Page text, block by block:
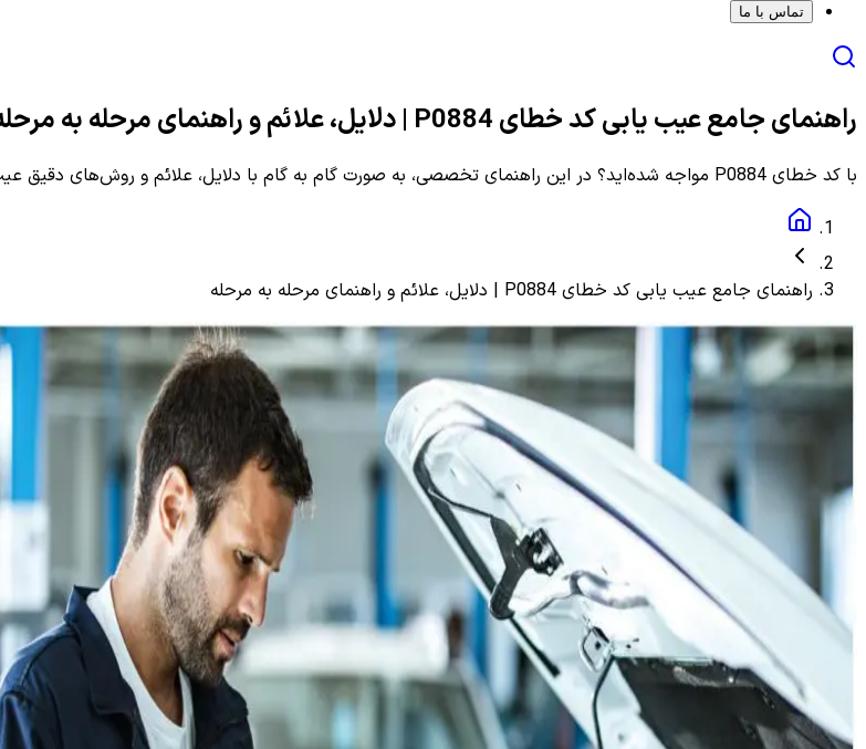
تماس با ما
راهنمای جامع عیب یابی کد خطای P0884 | دلایل، علائم و راهنمای مرحله به مرحله
با کد خطای P0884 مواجه شده‌اید؟ در این راهنمای تخصصی، به صورت گام به گام با دلایل، علائم و روش‌های دقیق عیب یابی و رفع این ارور آشنا شوید.
راهنمای جامع عیب یابی کد خطای P0884 | دلایل، علائم و راهنمای مرحله به مرحله